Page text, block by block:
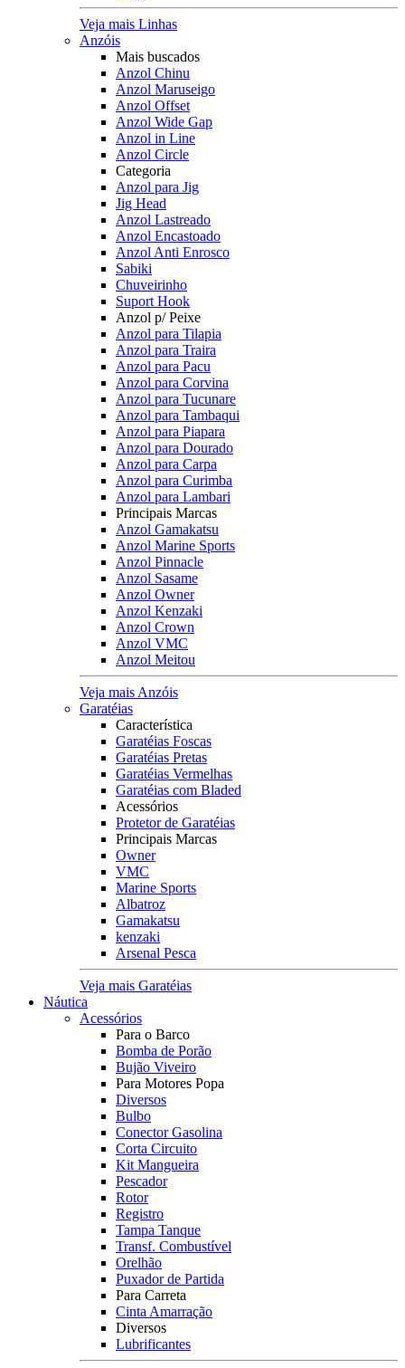
Veja mais Linhas
Anzóis
Mais buscados
Anzol Chinu
Anzol Maruseigo
Anzol Offset
Anzol Wide Gap
Anzol in Line
Anzol Circle
Categoria
Anzol para Jig
Jig Head
Anzol Lastreado
Anzol Encastoado
Anzol Anti Enrosco
Sabiki
Chuveirinho
Suport Hook
Anzol p/ Peixe
Anzol para Tilapia
Anzol para Traira
Anzol para Pacu
Anzol para Corvina
Anzol para Tucunare
Anzol para Tambaqui
Anzol para Piapara
Anzol para Dourado
Anzol para Carpa
Anzol para Curimba
Anzol para Lambari
Principais Marcas
Anzol Gamakatsu
Anzol Marine Sports
Anzol Pinnacle
Anzol Sasame
Anzol Owner
Anzol Kenzaki
Anzol Crown
Anzol VMC
Anzol Meitou
Veja mais Anzóis
Garatéias
Característica
Garatéias Foscas
Garatéias Pretas
Garatéias Vermelhas
Garatéias com Bladed
Acessórios
Protetor de Garatéias
Principais Marcas
Owner
VMC
Marine Sports
Albatroz
Gamakatsu
kenzaki
Arsenal Pesca
Veja mais Garatéias
Náutica
Acessórios
Para o Barco
Bomba de Porão
Bujão Viveiro
Para Motores Popa
Diversos
Bulbo
Conector Gasolina
Corta Circuito
Kit Mangueira
Pescador
Rotor
Registro
Tampa Tanque
Transf. Combustível
Orelhão
Puxador de Partida
Para Carreta
Cinta Amarração
Diversos
Lubrificantes